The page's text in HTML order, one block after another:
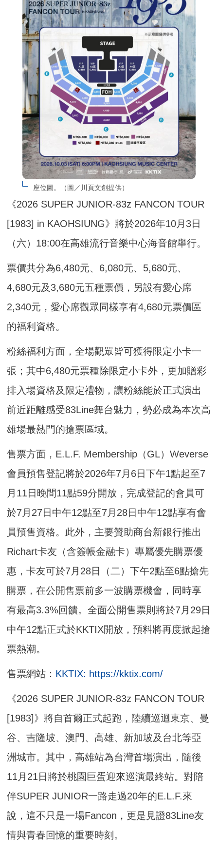
座位圖。（圖／川頁文創提供）
《2026 SUPER JUNIOR-83z FANCON TOUR
[1983] in KAOHSIUNG》將於2026年10月3日
（六）18:00在高雄流行音樂中心海音館舉行。
票價共分為6,480元、6,080元、5,680元、
4,680元及3,680元五種票價，另設有愛心席
2,340元，愛心席觀眾同樣享有4,680元票價區
的福利資格。
粉絲福利方面，全場觀眾皆可獲得限定小卡一
張；其中6,480元票種除限定小卡外，更加贈彩
排入場資格及限定禮物，讓粉絲能於正式演出
前近距離感受83Line舞台魅力，勢必成為本次高
雄場最熱門的搶票區域。
售票方面，E.L.F. Membership（GL）Weverse
會員預售登記將於2026年7月6日下午1點起至7
月11日晚間11點59分開放，完成登記的會員可
於7月27日中午12點至7月28日中午12點享有會
員預售資格。此外，主要贊助商台新銀行推出
Richart卡友（含簽帳金融卡）專屬優先購票優
惠，卡友可於7月28日（二）下午2點至6點搶先
購票，在公開售票前多一波購票機會，同時享
有最高3.3%回饋。全面公開售票則將於7月29日
中午12點正式於KKTIX開放，預料將再度掀起搶
票熱潮。
售票網站： KKTIX: https://kktix.com/
《2026 SUPER JUNIOR-83z FANCON TOUR
[1983]》將自首爾正式起跑，陸續巡迴東京、曼
谷、吉隆坡、澳門、高雄、新加坡及台北等亞
洲城市。其中，高雄站為台灣首場演出，隨後
11月21日將於桃園巨蛋迎來巡演最終站。對陪
伴SUPER JUNIOR一路走過20年的E.L.F.來
說，這不只是一場Fancon，更是見證83Line友
情與青春回憶的重要時刻。